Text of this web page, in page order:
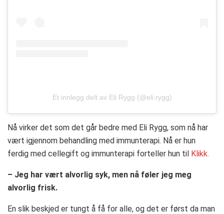
Et innlegg delt av Eli Rygg (@eli.rygg)
Nå virker det som det går bedre med Eli Rygg, som nå har
vært igjennom behandling med immunterapi. Nå er hun
ferdig med cellegift og immunterapi forteller hun til Klikk.
– Jeg har vært alvorlig syk, men nå føler jeg meg
alvorlig frisk.
En slik beskjed er tungt å få for alle, og det er først da man